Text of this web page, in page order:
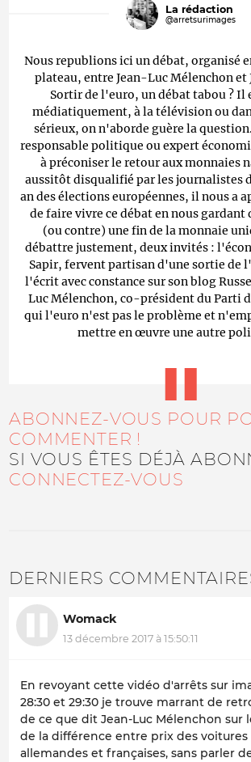
La rédaction
@arretsurimages
Nous republions ici un débat, organisé
plateau, entre Jean-Luc Mélenchon et
Sortir de l'euro, un débat tabou ? Il
médiatiquement, à la télévision ou
sérieux, on n'aborde guère la
responsable politique ou expert
à préconiser le retour aux monnaies
aussitôt disqualifié par les journalistes
an des élections européennes, il nous a
de faire vivre ce débat en nous
(ou contre) une fin de la monnaie
débattre justement, deux invités :
Sapir, fervent partisan d'une sortie de
l'écrit avec constance sur son blog
Luc Mélenchon, co-président du Parti
qui l'euro n'est pas le problème et
mettre en œuvre une autre
ABONNEZ-VOUS POUR
COMMENTER !
SI VOUS ÊTES DÉJÀ
CONNECTEZ-VOUS
DERNIERS
Womack
13 décembre 2017 à 15:50:11
En revoyant cette vidéo d'arrêts sur
28:30 et 29:30 je trouve marrant de
de ce que dit Jean-Luc Mélenchon sur
de la différence entre prix des
allemandes et françaises, sans parler